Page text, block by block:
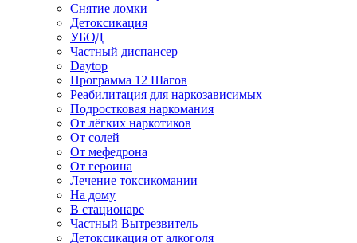
Снятие ломки
Детоксикация
УБОД
Частный диспансер
Daytop
Программа 12 Шагов
Реабилитация для наркозависимых
Подростковая наркомания
От лёгких наркотиков
От солей
От мефедрона
От героина
Лечение токсикомании
На дому
В стационаре
Частный Вытрезвитель
Детоксикация от алкоголя